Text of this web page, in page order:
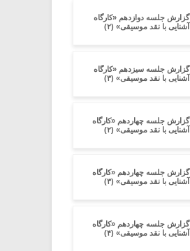
گزارش جلسه دوازدهم «کارگاه
آشنایی با نقد موسیقی» (۲)
گزارش جلسه سیزدهم «کارگاه
آشنایی با نقد موسیقی» (۳)
گزارش جلسه چهاردهم «کارگاه
آشنایی با نقد موسیقی» (۲)
گزارش جلسه چهاردهم «کارگاه
آشنایی با نقد موسیقی» (۳)
گزارش جلسه چهاردهم «کارگاه
آشنایی با نقد موسیقی» (۴)